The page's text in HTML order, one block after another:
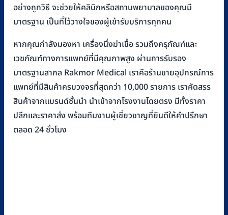
อย่างถูกวิธี จะช่วยให้คลินิกหรือสถานพยาบาลของคุณมี
มาตรฐาน เป็นที่ไว้วางใจของผู้เข้ารับบริการทุกคน
หากคุณกำลังมองหา เครื่องนึ่งฆ่าเชื้อ รวมถึงครุภัณฑ์และ
เวชภัณฑ์ทางการแพทย์ที่มีคุณภาพสูง ผ่านการรับรอง
มาตรฐานสากล Rakmor Medical เราคือร้านขายอุปกรณ์การ
แพทย์ที่มีสินค้าครบวงจรที่สุดกว่า 10,000 รายการ เราคัดสรร
สินค้าจากแบรนด์ชั้นนำ นำเข้าจากโรงงานโดยตรง มีทั้งราคา
ปลีกและราคาส่ง พร้อมทีมงานผู้เชี่ยวชาญที่ยินดีให้คำปรึกษา
ตลอด 24 ชั่วโมง